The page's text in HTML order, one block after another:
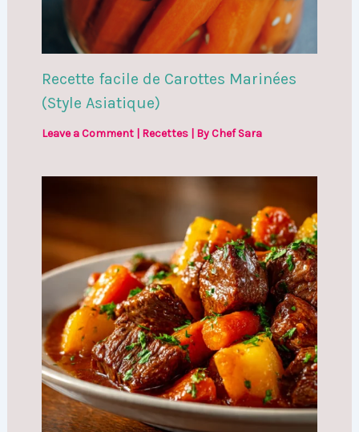
Recette facile de Carottes Marinées
(Style Asiatique)
Leave a Comment Recettes| ByChef Sara